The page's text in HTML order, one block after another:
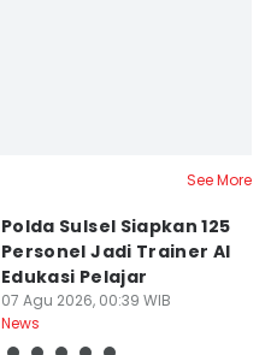
See More
Polda Sulsel Siapkan 125
Personel Jadi Trainer AI
Edukasi Pelajar
07 Agu 2026, 00:39 WIB
News